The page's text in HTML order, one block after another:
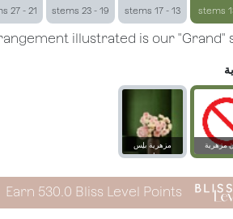
13 - 17 stems
19 - 23 stems
21 - 27 stems
مزهرية
مزهرية بلِس
زجاجية
Earn 530.0 Bliss Level Points